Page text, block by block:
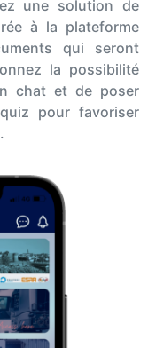
une solution de
à la plateforme
qui seront
la possibilité
chat et de poser
pour favoriser